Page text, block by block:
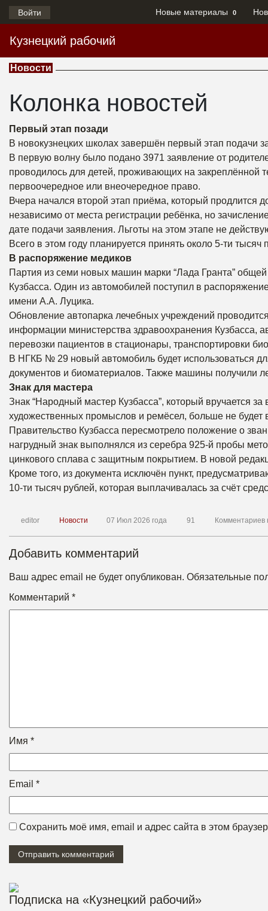
Войти Новые материалы 0
Кузнецкий рабочий
Новости
Колонка новостей
Первый этап позади
В новокузнецких школах завершён первый этап подачи
В первую волну было подано 3971 заявление от
проводилось для детей, проживающих на закреплённой
первоочередное или внеочередное право.
Вчера начался второй этап приёма, который продлится
независимо от места регистрации ребёнка, но
дате подачи заявления. Льготы на этом этапе не
Всего в этом году планируется принять около 5-ти тысяч
В распоряжение медиков
Партия из семи новых машин марки “Лада Гранта”
Кузбасса. Один из автомобилей поступил в
имени А.А. Луцика.
Обновление автопарка лечебных учреждений
информации министерства здравоохранения Кузбасса,
перевозки пациентов в стационары, транспортировки
В НГКБ № 29 новый автомобиль будет использоваться
документов и биоматериалов. Также машины получили
Знак для мастера
Знак “Народный мастер Кузбасса”, который вручается
художественных промыслов и ремёсел, больше не будет
Правительство Кузбасса пересмотрело положение о
нагрудный знак выполнялся из серебра 925-й пробы
цинкового сплава с защитным покрытием. В новой
Кроме того, из документа исключён пункт,
10-ти тысяч рублей, которая выплачивалась за счёт
editor Новости 07 Июл 2026 года 91 Комментариев
Добавить комментарий
Ваш адрес email не будет опубликован. Обязательные
Комментарий *
Имя *
Email *
Сохранить моё имя, email и адрес сайта в этом
Подписка на «Кузнецкий рабочий»